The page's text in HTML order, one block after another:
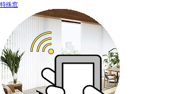
特殊窓